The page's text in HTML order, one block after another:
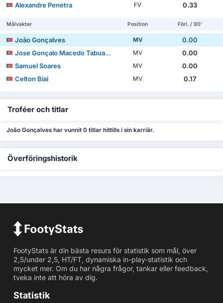
Alexandre Penetra
FV 0.33
Målvakter Position Förl. / 90'
João Gonçalves MV
0.00
Jose Gonçalo Macedo Tabuaço
MV
0.00
Samuel Soares
MV
0.00
Celton Biai
MV 0.17
Troféer och titlar
João Gonçalves har vunnit 0 titlar hittills i sin karriär.
Överföringshistorik
FootyStats är din bästa resurs för statistik som mål, över
2,5/under 2,5, HT/FT, dynamiska in-play-statistik och
mycket mer. Om du har några frågor, tankar eller feedback,
tveka inte att höra av dig.
Statistik